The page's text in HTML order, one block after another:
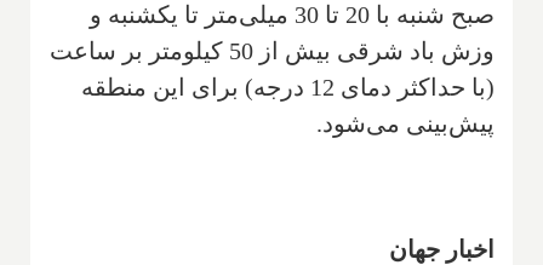
صبح شنبه با 20 تا 30 میلی‌متر تا یکشنبه و
وزش باد شرقی بیش از 50 کیلومتر بر ساعت
(با حداکثر دمای 12 درجه) برای این منطقه
پیش‌بینی می‌شود.
اخبار جهان